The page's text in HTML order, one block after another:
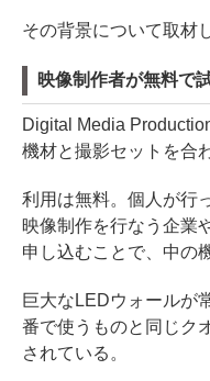
その背景について取材
映像制作者が無料で
Digital Media
機材と撮影セットを合
利用は無料。個人が行
映像制作を行なう企業
申し込むことで、中の
巨大なLEDウォールが
番で使うものと同じク
されている。